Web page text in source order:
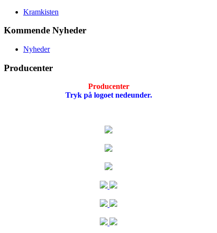
Kramkisten
Kommende Nyheder
Nyheder
Producenter
Producenter
Tryk på logoet nedeunder.